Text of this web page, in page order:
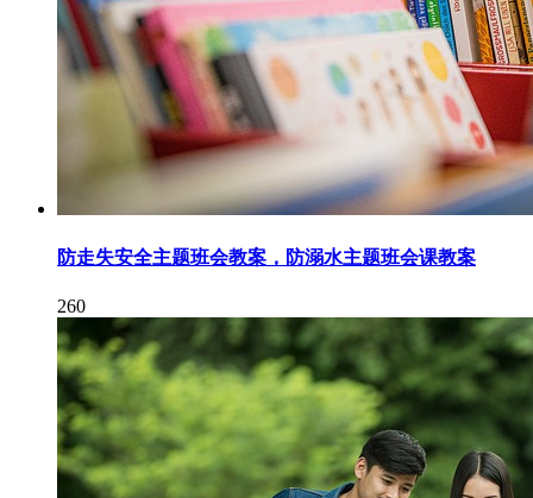
防走失安全主题班会教案，防溺水主题班会课教案
260